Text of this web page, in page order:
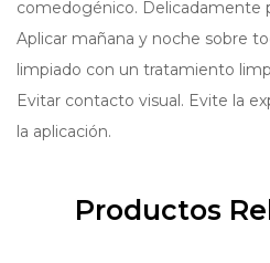
comedogénico. Delicadamente
Aplicar mañana y noche sobre
limpiado con un tratamiento
Evitar contacto visual. Evite la
la aplicación.
Productos